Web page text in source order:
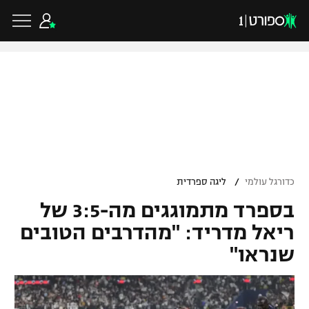
גביע הטוטו
ליגיונרים
גביע המדינה
ליגת האלופות
ליגה אירופית
ליגה אנגלית
כדורסל ישראלי
ליגת ווינר סל
ליגה לאומית
כדורסל עולמי
NBA
כדורגל עולמי / ליגה ספרדית
בספרד מתמוגגים מה-3:5 של
ריאל מדריד: "מהדרבים הטובים
שנראו"